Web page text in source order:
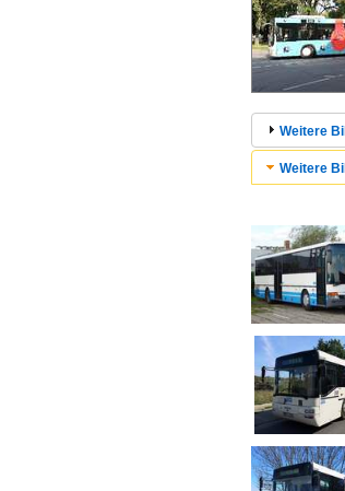
Weitere
Weitere